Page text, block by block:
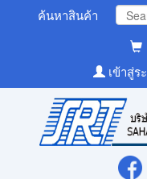
ค้นหาสินค้า
เข้าสู่ร